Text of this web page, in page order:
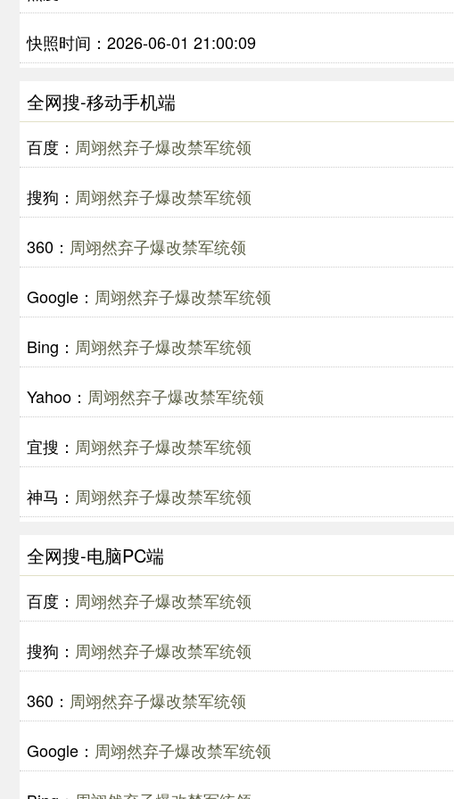
快照时间：2026-06-01 21:00:09
全网搜-移动手机端
百度： 周翊然弃子爆改禁军统领
搜狗： 周翊然弃子爆改禁军统领
360： 周翊然弃子爆改禁军统领
Google： 周翊然弃子爆改禁军统领
Bing： 周翊然弃子爆改禁军统领
Yahoo： 周翊然弃子爆改禁军统领
宜搜： 周翊然弃子爆改禁军统领
神马： 周翊然弃子爆改禁军统领
全网搜-电脑PC端
百度： 周翊然弃子爆改禁军统领
搜狗： 周翊然弃子爆改禁军统领
360： 周翊然弃子爆改禁军统领
Google： 周翊然弃子爆改禁军统领